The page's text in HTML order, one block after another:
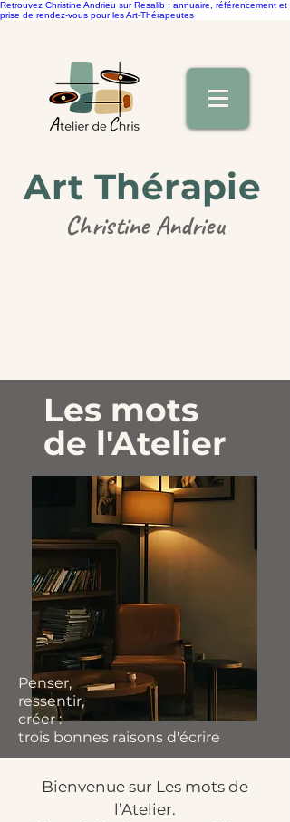
Retrouvez Christine Andrieu sur Resalib : annuaire, référencement et
prise de rendez-vous pour les Art-Thérapeutes
Christine Andrieu
Art Thérapie
Les mots
de l'Atelier
Penser,
ressentir,
créer :
trois bonnes raisons d'écrire
Bienvenue sur Les mots de
l’Atelier.